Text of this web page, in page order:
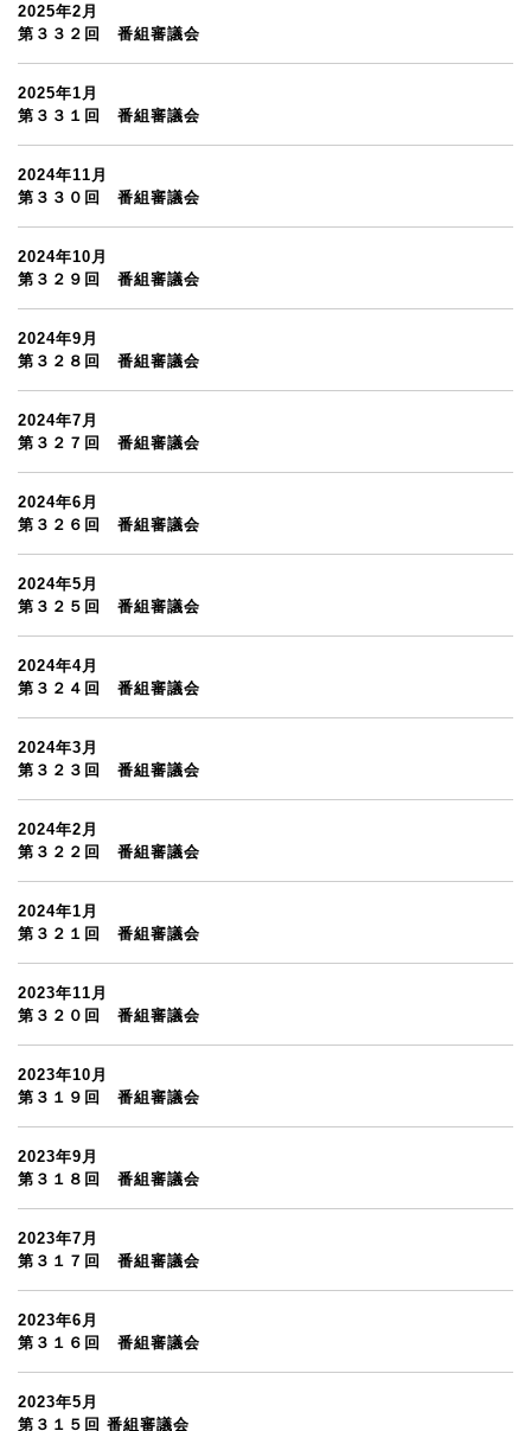
2025年2月
第３３２回 番組審議会
2025年1月
第３３１回 番組審議会
2024年11月
第３３０回 番組審議会
2024年10月
第３２９回 番組審議会
2024年9月
第３２８回 番組審議会
2024年7月
第３２７回 番組審議会
2024年6月
第３２６回 番組審議会
2024年5月
第３２５回 番組審議会
2024年4月
第３２４回 番組審議会
2024年3月
第３２３回 番組審議会
2024年2月
第３２２回 番組審議会
2024年1月
第３２１回 番組審議会
2023年11月
第３２０回 番組審議会
2023年10月
第３１９回 番組審議会
2023年9月
第３１８回 番組審議会
2023年7月
第３１７回 番組審議会
2023年6月
第３１６回 番組審議会
2023年5月
第３１５回 番組審議会